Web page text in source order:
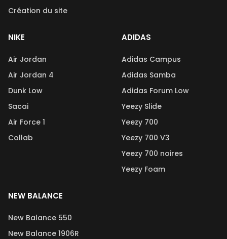
Création du site
NIKE
Air Jordan
Air Jordan 4
Dunk Low
Sacai
Air Force 1
Collab
ADIDAS
Adidas Campus
Adidas Samba
Adidas Forum Low
Yeezy Slide
Yeezy 700
Yeezy 700 V3
Yeezy 700 noires
Yeezy Foam
NEW BALANCE
New Balance 550
New Balance 1906R